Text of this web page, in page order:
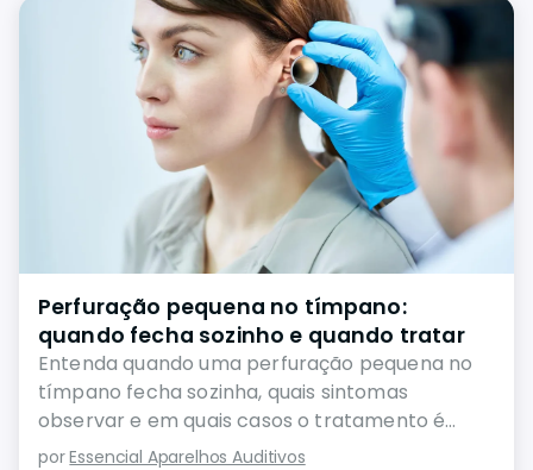
Perfuração pequena no tímpano:
quando fecha sozinho e quando tratar
Entenda quando uma perfuração pequena no
tímpano fecha sozinha, quais sintomas
observar e em quais casos o tratamento é
necessário.
porEssencial Aparelhos Auditivos